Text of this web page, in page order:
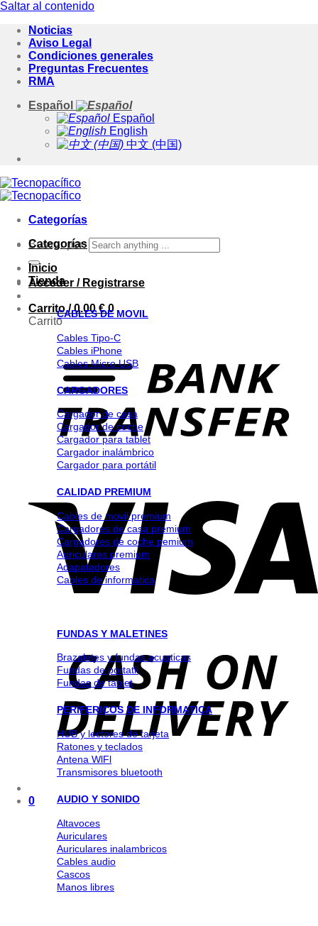
Saltar al contenido
Noticias
Aviso Legal
Condiciones generales
Preguntas Frecuentes
RMA
Español
Español
English
中文 (中国)
Categorías
Buscar por:
Acceder / Registrarse
Carrito /0.00€ 0
Carrito
0
Categorías
Inicio
Tienda
CABLES DE MOVIL
Cables Tipo-C
Cables iPhone
Cables Micro USB
CARGADORES
Cargador de casa
Cargador de coche
Cargador para tablet
Cargador inalámbrico
Cargador para portátil
CALIDAD PREMIUM
Cables de movil premium
Cargadores de casa premium
Cargadores de coche pemium
Auriculares premium
Adapatadores
Cables de informatica
FUNDAS Y MALETINES
Brazaletes y fundas acuaticas
Fundas de portatil
Fundas de tablet
PERIFERICOS DE INFORMATICA
HUB y lectores de tarjeta
Ratones y teclados
Antena WlFl
Transmisores bluetooth
AUDIO Y SONIDO
Altavoces
Auriculares
Auriculares inalambricos
Cables audio
Cascos
Manos libres